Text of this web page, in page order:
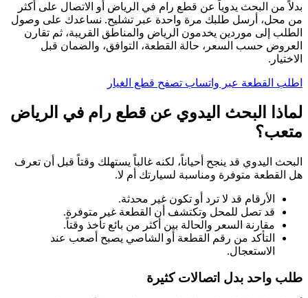
بدلاً من البحث يدوياً عن قطع رام في الرياض أو الاتصال على أكثر
من محل، أرسل طلبك مرة واحدة عبر تشليح. نساعدك على وصول
الطلب إلى موردين يخدمون الرياض والمناطق القريبة، ثم تقارن
العروض حسب السعر، حالة القطعة، التوافق، والضمان قبل
الاختيار.
اطلب القطعة عبر واتساب تصفح قطع الغيار
لماذا البحث اليدوي عن قطع رام في الرياض
متعب؟
البحث اليدوي قد ينجح أحياناً، لكنه غالباً يستهلك وقتاً قبل أن تعرف
هل القطعة متوفرة ومناسبة لسيارتك أم لا.
الأرقام قد لا ترد أو تكون غير محدثة.
قد تصل للمحل وتكتشف أن القطعة غير متوفرة.
مقارنة السعر والحالة بين أكثر من بائع تأخذ وقتاً.
التأكد من رقم القطعة أو الشاصي يصبح أصعب عند
الاستعجال.
طلب واحد بدل اتصالات كثيرة